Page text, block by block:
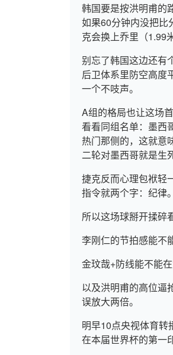
韩国要是按洪明甫的
如果60分钟内没把
克会换上乔里（1.99
别忘了韩国这边还有
后卫体系里防空高度
一个不吱声。
A组的格局也让这场
看看同组名单：墨西
热门那侧的，这就
二轮对墨西哥就是生
捷克反而心理包袱轻
指令就两个字：纪律
所以这场球掰开揉碎
李刚仁的节拍感能不
金玟哉+防线能不能
以及洪明甫的高位
误放大两倍。
明早10点央视体育转
在本届世界杯的第一